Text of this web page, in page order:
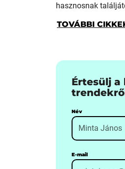
hasznosnak
TOVÁBBI
Értesülj a
Név
E-mail